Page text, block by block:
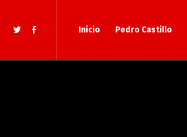
Inicio Pedro Castillo